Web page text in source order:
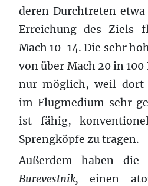
deren Durchtreten
Erreichung des Ziels
Mach 10-14. Die sehr
von über Mach 20 in
nur möglich, weil dort
im Flugmedium sehr
ist fähig,
Sprengköpfe zu tragen.
Außerdem haben die
Burevestnik, einen